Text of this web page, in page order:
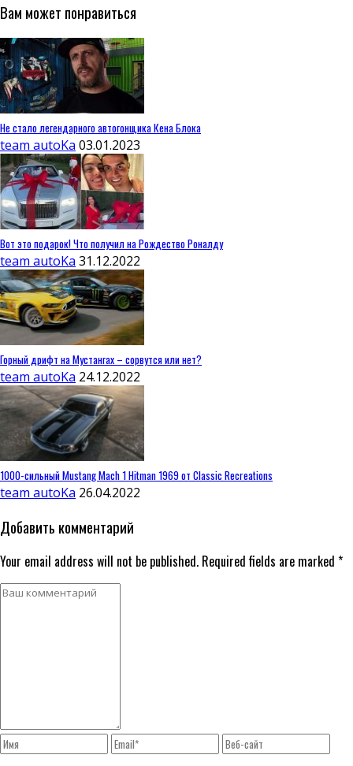
Вам может понравиться
Не стало легендарного автогонщика Кена Блока
team autoKa 03.01.2023
Вот это подарок! Что получил на Рождество Роналду
team autoKa 31.12.2022
Горный дрифт на Мустангах – сорвутся или нет?
team autoKa 24.12.2022
1000-сильный Mustang Mach 1 Hitman 1969 от Classic Recreations
team autoKa 26.04.2022
Добавить комментарий
Your email address will not be published. Required fields are marked *